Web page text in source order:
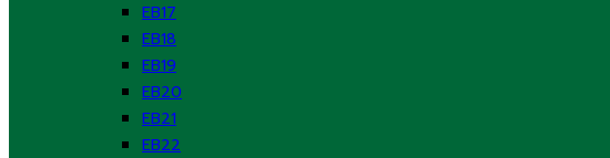
EB17
EB18
EB19
EB20
EB21
EB22